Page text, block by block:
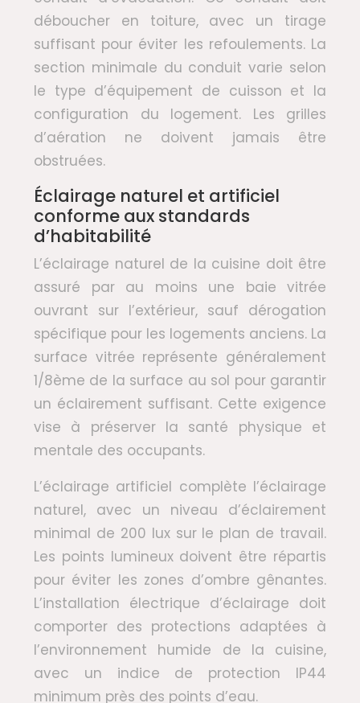
déboucher en toiture, avec un tirage
suffisant pour éviter les refoulements. La
section minimale du conduit varie selon
le type d’équipement de cuisson et la
configuration du logement. Les grilles
d’aération ne doivent jamais être
obstruées.
Éclairage naturel et artificiel
conforme aux standards
d’habitabilité
L’éclairage naturel de la cuisine doit être
assuré par au moins une baie vitrée
ouvrant sur l’extérieur, sauf dérogation
spécifique pour les logements anciens. La
surface vitrée représente généralement
1/8ème de la surface au sol pour garantir
un éclairement suffisant. Cette exigence
vise à préserver la santé physique et
mentale des occupants.
L’éclairage artificiel complète l’éclairage
naturel, avec un niveau d’éclairement
minimal de 200 lux sur le plan de travail.
Les points lumineux doivent être répartis
pour éviter les zones d’ombre gênantes.
L’installation électrique d’éclairage doit
comporter des protections adaptées à
l’environnement humide de la cuisine,
avec un indice de protection IP44
minimum près des points d’eau.